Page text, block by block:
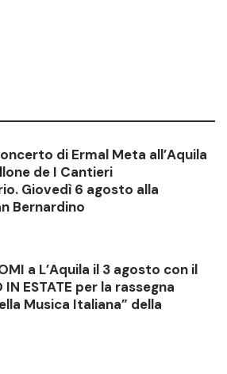
di Ermal Meta all’Aquila
de I Cantieri
Giovedì 6 agosto alla
Bernardino
a L’Aquila il 3 agosto con il
IN ESTATE per la rassegna
Musica Italiana” della